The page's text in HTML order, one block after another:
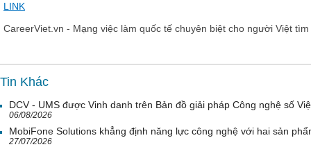
LINK
CareerViet.vn - Mạng việc làm quốc tế chuyên biệt cho người Việt
Tin Khác
DCV - UMS được Vinh danh trên Bản đồ giải pháp Công nghệ số
06/08/2026
MobiFone Solutions khẳng định năng lực công nghệ với hai sản
27/07/2026